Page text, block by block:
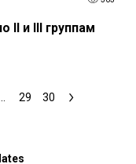
II и III группам
29 30